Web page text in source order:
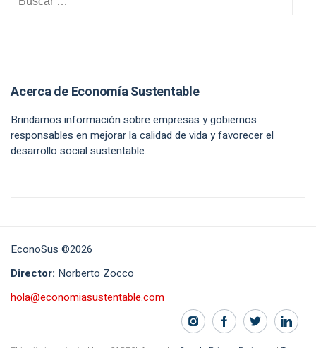
Acerca de Economía Sustentable
Brindamos información sobre empresas y gobiernos
responsables en mejorar la calidad de vida y favorecer el
desarrollo social sustentable.
EconoSus ©2026
Director: Norberto Zocco
hola@economiasustentable.com